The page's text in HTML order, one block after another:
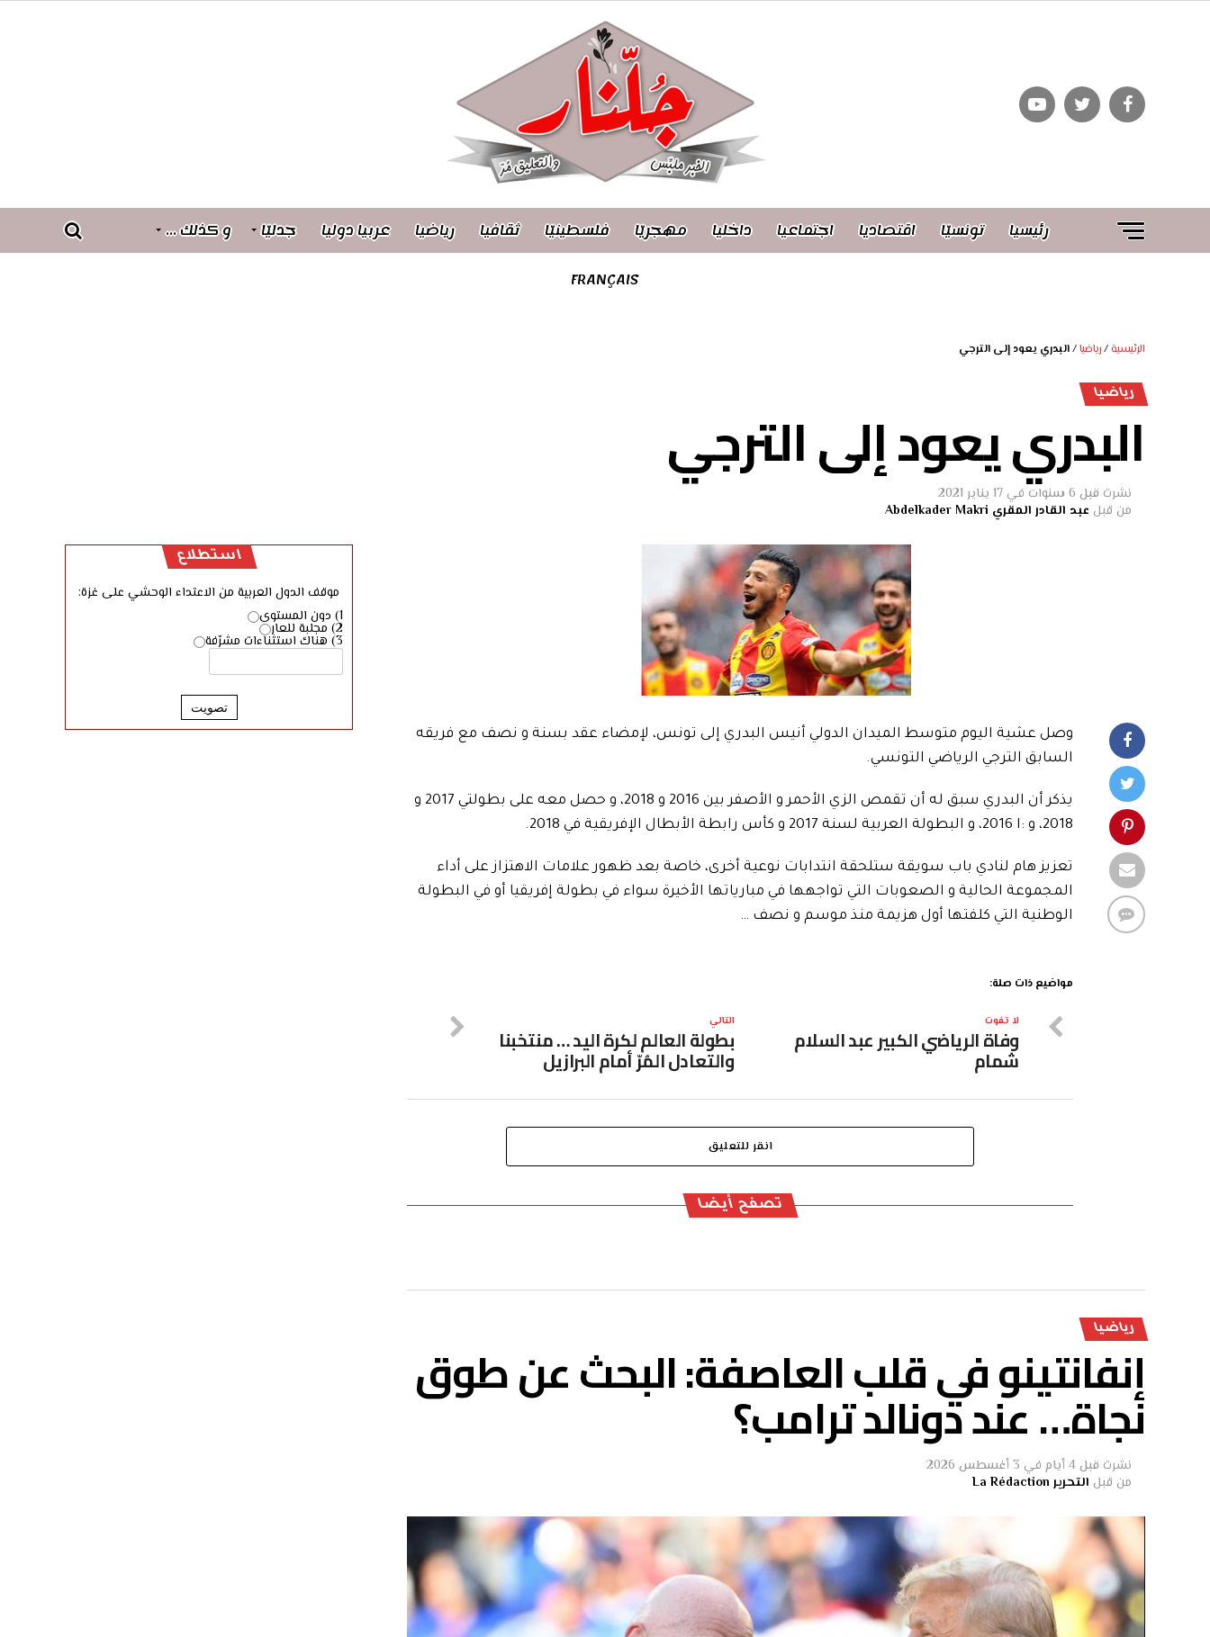
رئيسيا تونسيّا اقتصاديا اجتماعيا داخليا مهجريّا فلسطينيّا ثقافيا رياضيا عربيا دوليا جدليّا
و كذلك …
FRANÇAIS
الرئيسية /رياضيا/البدري يعود إلى الترجي
رياضيا
البدري يعود إلى الترجي
نشرت قبل 6 سنوات في 17 يناير 2021
من قبل عبد القادر المقري Abdelkader Makri
وصل عشية اليوم متوسط الميدان الدولي أنيس البدري إلى تونس، لإمضاء عقد بسنة و نصف مع فريقه
السابق الترجي الرياضي التونسي.
يذكر أن البدري سبق له أن تقمص الزي الأحمر و الأصفر بين 2016 و 2018، و حصل معه على بطولتي 2017 و
2018، و :ا 2016، و البطولة العربية لسنة 2017 و كأس رابطة الأبطال الإفريقية في 2018.
تعزيز هام لنادي باب سويقة ستلحقة انتدابات نوعية أخرى، خاصة بعد ظهور علامات الاهتزاز على أداء
المجموعة الحالية و الصعوبات التي تواجهها في مبارياتها الأخيرة سواء في بطولة إفريقيا أو في البطولة
الوطنية التي كلفتها أول هزيمة منذ موسم و نصف …
مواضيع ذات صلة:
التالي
بطولة العالم لكرة اليد … منتخبنا
والتعادل المُرّ أمام البرازيل
لا تفوت
وفاة الرياضي الكبير عبد السلام
شمام
انقر للتعليق
تصفح أيضا
رياضيا
إنفانتينو في قلب العاصفة: البحث عن طوق
نجاة… عند دونالد ترامب؟
نشرت قبل 4 أيام في 3 أغسطس 2026
من قبل التحرير La Rédaction
استطلاع
موقف الدول العربية من الاعتداء الوحشي على غزة:
1) دون المستوى
2) مجلبة للعار
3) هناك استثناءات مشرّفة
تصويت